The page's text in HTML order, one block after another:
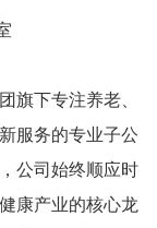
旗下专注养⽼、
服务的专业⼦公
公司始终顺应时
康产业的核⼼⻰